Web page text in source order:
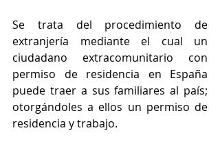
Se trata del procedimiento de
extranjería mediante el cual un
ciudadano extracomunitario con
permiso de residencia en España
puede traer a sus familiares al país;
otorgándoles a ellos un permiso de
residencia y trabajo.